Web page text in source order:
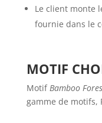
Le client monte
fournie dans le
MOTIF
MotifBamboo
gamme de motifs,